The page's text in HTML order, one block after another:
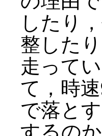
したり
整した
走って
て，時
で落と
するの